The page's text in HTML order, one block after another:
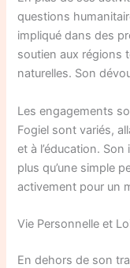
questions
impliqué dans des
soutien aux régions
naturelles. Son
Les engagements
Fogiel sont variés,
et à l’éducation.
plus qu’une simple
activement pour un
Vie Personnelle et
En dehors de son